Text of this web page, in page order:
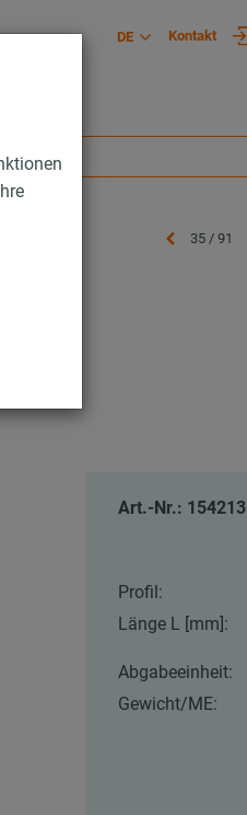
DE Kontakt
35 / 91
Art.-Nr.: 154213
Profil:
Länge L [mm]:
Abgabeeinheit:
Gewicht/ME: